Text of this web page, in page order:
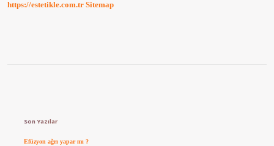
https://estetikle.com.tr Sitemap
Son Yazılar
Efüzyon ağrı yapar mı ?